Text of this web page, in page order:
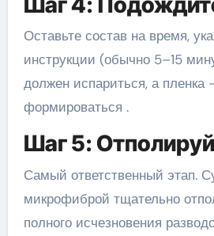
Оставьте состав на время,
инструкции (обычно 5–15
должен испариться, а пленка
формироваться .
Шаг 5:
Самый ответственный этап.
микрофиброй тщательно
полного исчезновения